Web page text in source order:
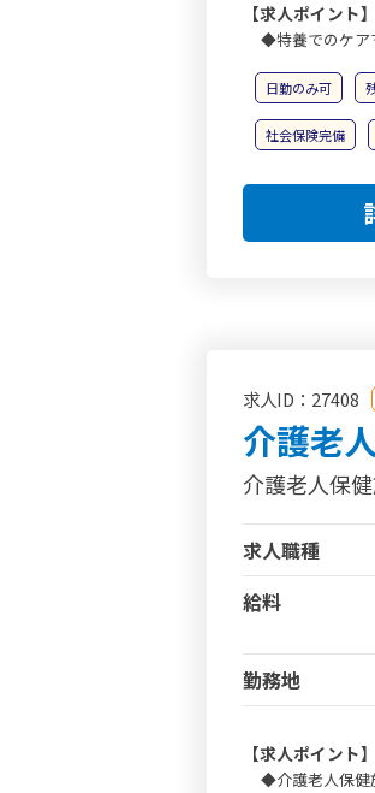
【求人ポイント】
◆特養でのケ
日勤のみ可
社会保険完備
求人ID：27408
介護老
介護老人保
求人職種
給料
勤務地
【求人ポイント】
◆介護老人保